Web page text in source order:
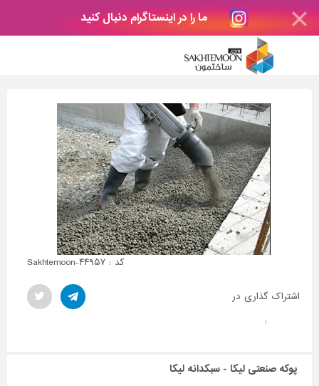
ما را در اینستاگرام دنبال کنید
کد : Sakhtemoon-۴۴۹۵۷
اشتراک گذاری در
:
پوکه صنعتی لیکا - سبکدانه لیکا